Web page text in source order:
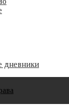
дневники